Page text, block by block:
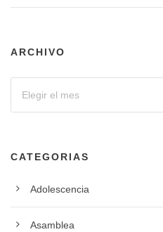
ARCHIVO
CATEGORIAS
Adolescencia
Asamblea